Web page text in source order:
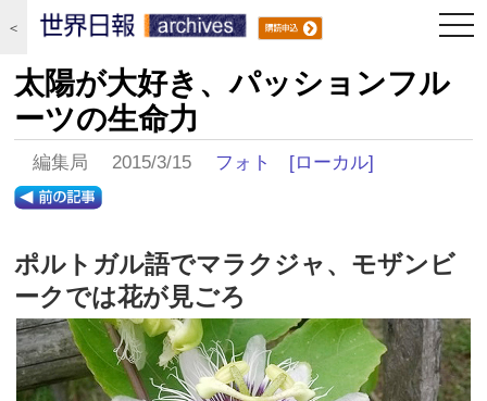
＜
太陽が大好き、パッションフル
ーツの生命力
編集局 2015/3/15 フォト [ローカル]
ポルトガル語でマラクジャ、モザンビ
ークでは花が見ごろ